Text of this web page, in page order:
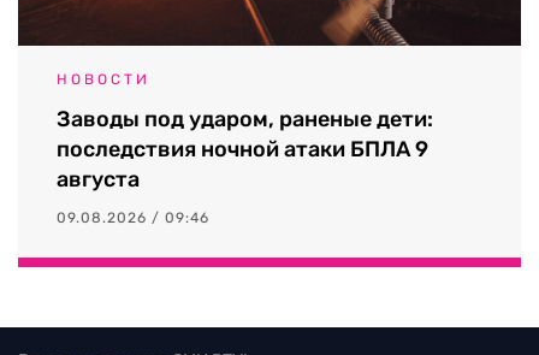
НОВОСТИ
Заводы под ударом, раненые дети:
последствия ночной атаки БПЛА 9
августа
09.08.2026 / 09:46